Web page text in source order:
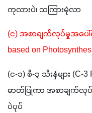
ကုလားပဲ၊ သကြားမုံလာ
(င) အစာချက်လုပ်မှုအပေါ်
based on
(င-၁) စီ-၃ သီးနှံများ
ဓာတ်ပြုကာ အစာချက်လုပ်သေ
ပဲပုပ်